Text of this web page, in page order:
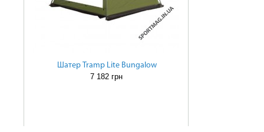
Шатер Tramp Lite Bungalow
7 182 грн